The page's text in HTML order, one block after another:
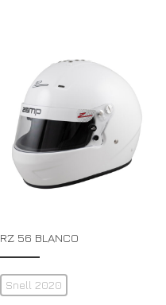
RZ 56 BLANCO
Snell 2020